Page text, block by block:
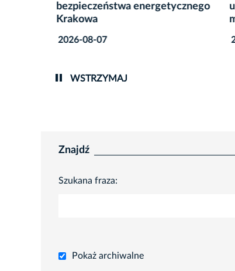
bezpieczeństwa energetycznego
Krakowa
2026-08-07
WSTRZYMAJ
Znajdź
Szukana fraza:
Pokaż archiwalne